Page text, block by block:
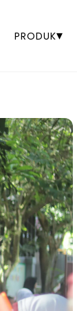
PRODUK▾